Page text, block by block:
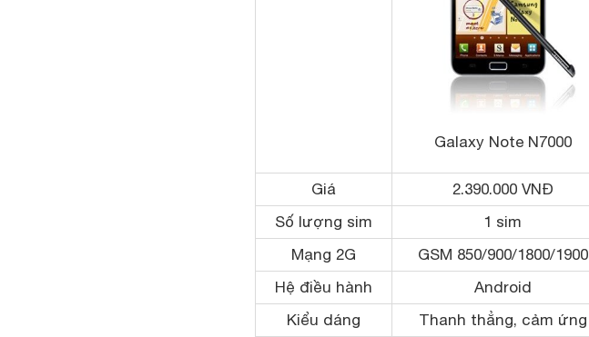
Galaxy Note N7000
Giá 2.390.000 VNĐ
Số lượng sim
1 sim
Mạng 2G
GSM 850/900/1800/1900
Hệ điều hành
Android
Kiểu dáng
Thanh thẳng, cảm ứng